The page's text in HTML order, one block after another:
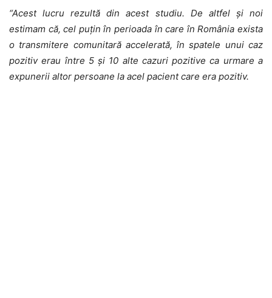
“Acest lucru rezultă din acest studiu. De altfel şi noi
estimam că, cel puţin în perioada în care în România exista
o transmitere comunitară accelerată, în spatele unui caz
pozitiv erau între 5 şi 10 alte cazuri pozitive ca urmare a
expunerii altor persoane la acel pacient care era pozitiv.